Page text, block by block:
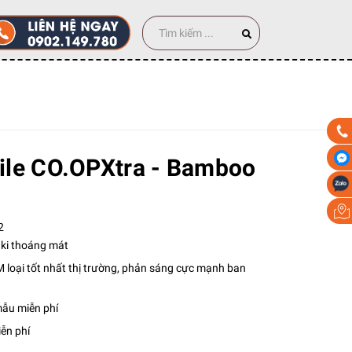
CO.OPXtra - Bamboo
thoáng mát
loại tốt nhất thị trường, phản sáng cực mạnh ban
miễn phí
phí